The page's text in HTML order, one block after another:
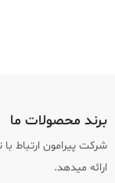
برند محصولات ما
شرکت پیرامون ارتباط با
ارائه میدهد.